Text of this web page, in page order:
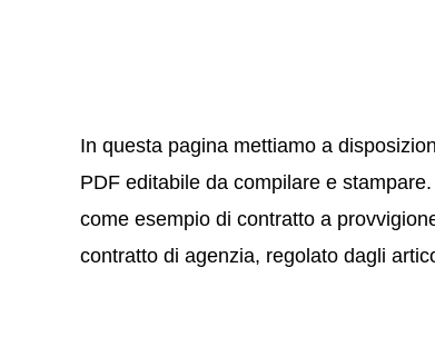
In questa pagina mettiamo a
PDF editabile da compilare e
come esempio di contratto a
contratto di agenzia, regolato dagli